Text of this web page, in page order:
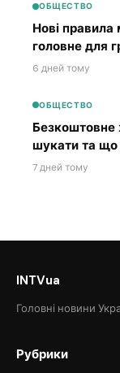
ОБЩЕСТВО
Нові правила
головне для
6 дней тому
ОБЩЕСТВО
Безкоштовне
шукати та що
7 дней тому
INTVua
Головні новини
Рубрики